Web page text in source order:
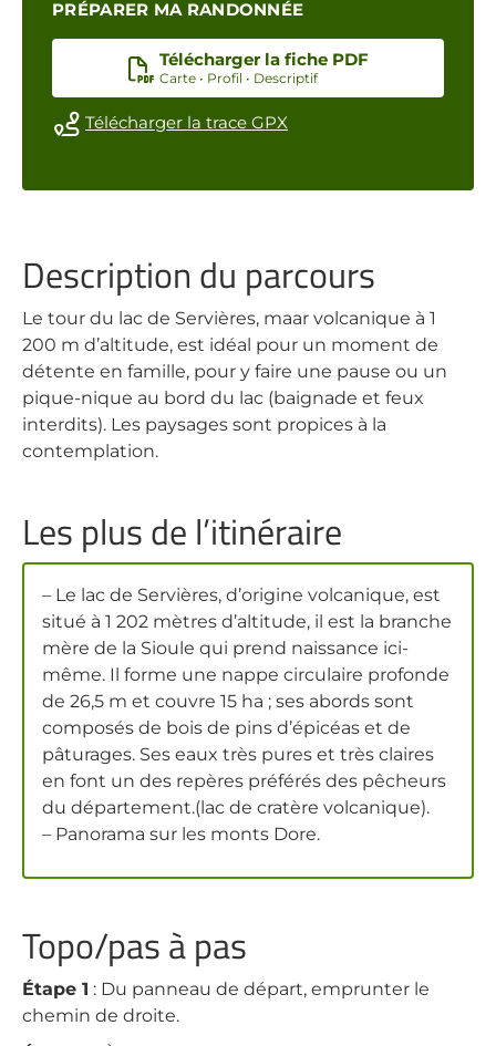
Description du parcours
Le tour du lac de Servières, maar volcanique à 1
200 m d’altitude, est idéal pour un moment de
détente en famille, pour y faire une pause ou un
pique-nique au bord du lac (baignade et feux
interdits). Les paysages sont propices à la
contemplation.
Les plus de l’itinéraire
– Le lac de Servières, d’origine volcanique, est
situé à 1 202 mètres d’altitude, il est la branche
mère de la Sioule qui prend naissance ici-
même. Il forme une nappe circulaire profonde
de 26,5 m et couvre 15 ha ; ses abords sont
composés de bois de pins d’épicéas et de
pâturages. Ses eaux très pures et très claires
en font un des repères préférés des pêcheurs
du département.(lac de cratère volcanique).
– Panorama sur les monts Dore.
Topo/pas à pas
Étape 1 : Du panneau de départ, emprunter le
chemin de droite.
PRÉPARER MA RANDONNÉE
Télécharger la fiche PDF
Carte • Profil • Descriptif
Télécharger la trace GPX